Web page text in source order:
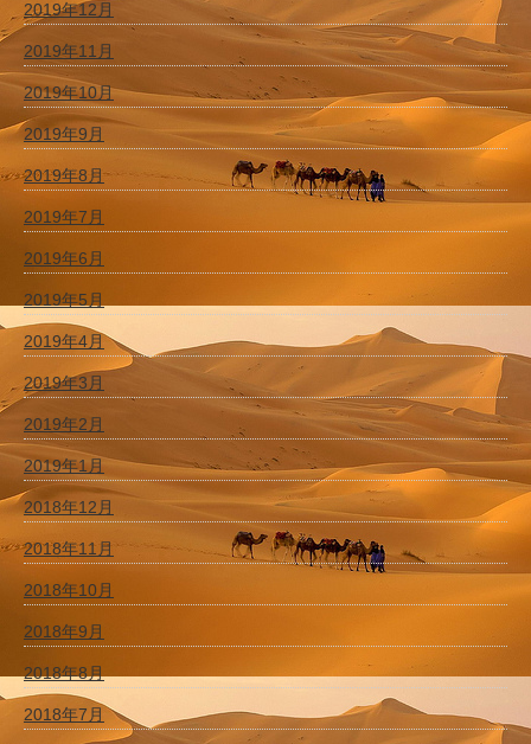
2019年12月
2019年11月
2019年10月
2019年9月
2019年8月
2019年7月
2019年6月
2019年5月
2019年4月
2019年3月
2019年2月
2019年1月
2018年12月
2018年11月
2018年10月
2018年9月
2018年8月
2018年7月